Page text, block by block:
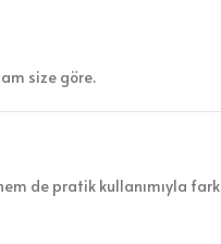
size göre.
de pratik kullanımıyla